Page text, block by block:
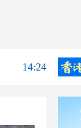
14:24